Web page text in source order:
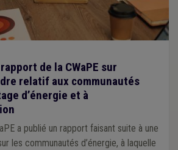
de la CWaPE sur
relatif aux communautés
d’énergie et à
a publié un rapport faisant suite à une
les communautés d’énergie, à laquelle